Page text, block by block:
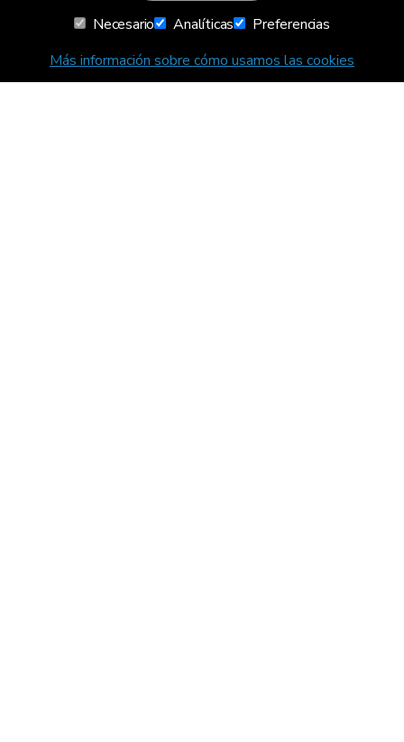
Necesario Analíticas
Preferencias
Más información sobre cómo usamos las cookies
Para tu auto